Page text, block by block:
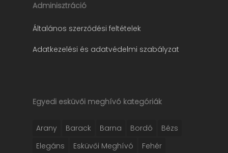
Adminisztráció
Általános szerződési feltételek
Adatkezelési és adatvédelmi szabályzat
Egyedi esküvői meghívó kategóriák
Arany Barack Barna Bordó
Bézs
Elegáns
Esküvői Meghívó
Fehér